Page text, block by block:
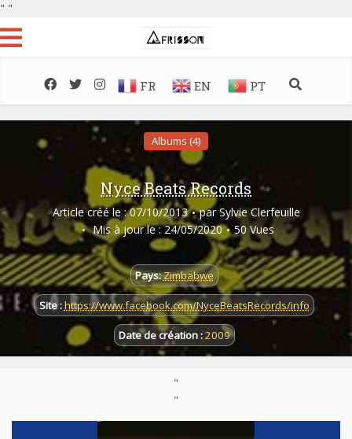
" "
FR EN PT
Albums (4)
Nyce Beats Records
Article créé le : 07/10/2013 par Sylvie Clerfeuille
Mis à jour le : 24/05/2020
50 Vues
Pays:Zimbabwe
Site :https://www.facebook.com/NyceBeatsRecords/info
Date de création :2009
"
"